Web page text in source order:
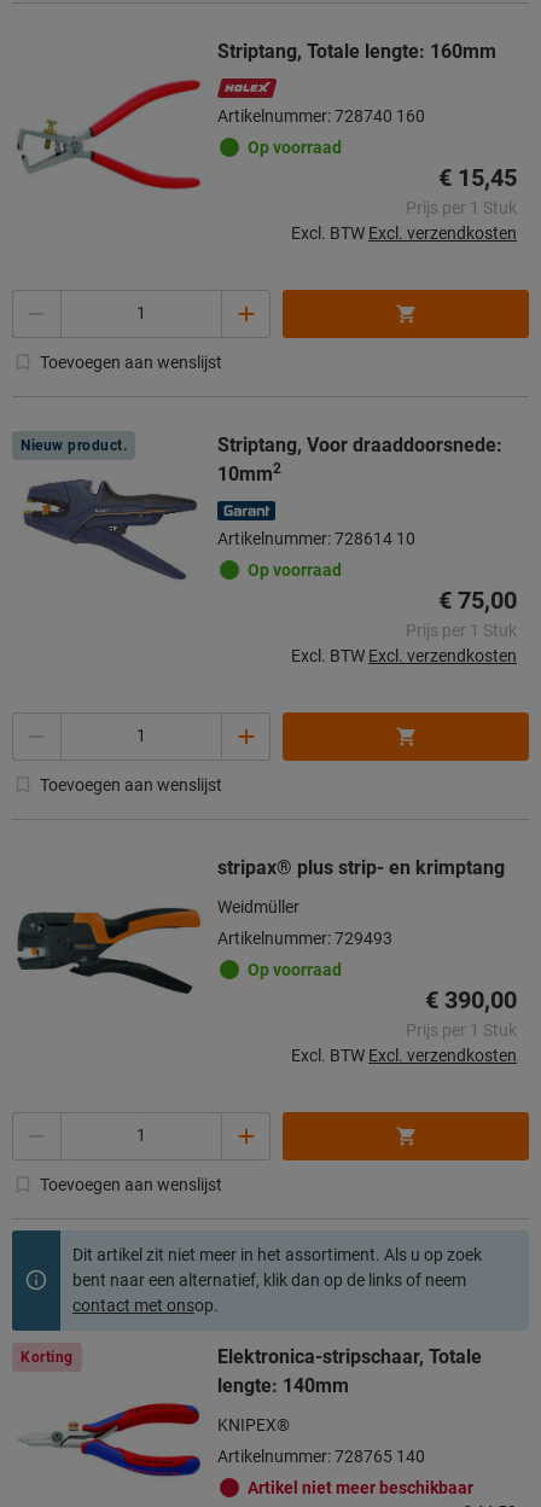
Striptang, Totale lengte: 160mm
Artikelnummer: 728740 160
Op voorraad
€ 15,45
Prijs per 1 Stuk
Excl. BTW Excl. verzendkosten
Toevoegen aan wenslijst
Nieuw product.
Striptang, Voor draaddoorsnede:
10mm2
Artikelnummer: 728614 10
Op voorraad
€ 75,00
Prijs per 1 Stuk
Excl. BTW Excl. verzendkosten
Toevoegen aan wenslijst
stripax® plus strip- en krimptang
Weidmüller
Artikelnummer: 729493
Op voorraad
€ 390,00
Prijs per 1 Stuk
Excl. BTW Excl. verzendkosten
Toevoegen aan wenslijst
Dit artikel zit niet meer in het assortiment. Als u op zoek
bent naar een alternatief, klik dan op de links of neem
contact met onsop.
Korting
Elektronica-stripschaar, Totale
lengte: 140mm
KNIPEX®
Artikelnummer: 728765 140
Artikel niet meer beschikbaar